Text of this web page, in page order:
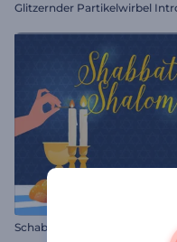
Glitzernder Partikelwirbel
Schabbat Shalom